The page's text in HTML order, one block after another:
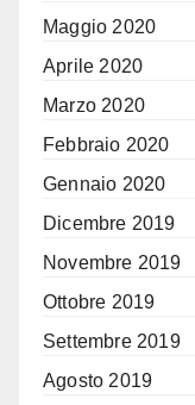
Maggio 2020
Aprile 2020
Marzo 2020
Febbraio 2020
Gennaio 2020
Dicembre 2019
Novembre 2019
Ottobre 2019
Settembre 2019
Agosto 2019